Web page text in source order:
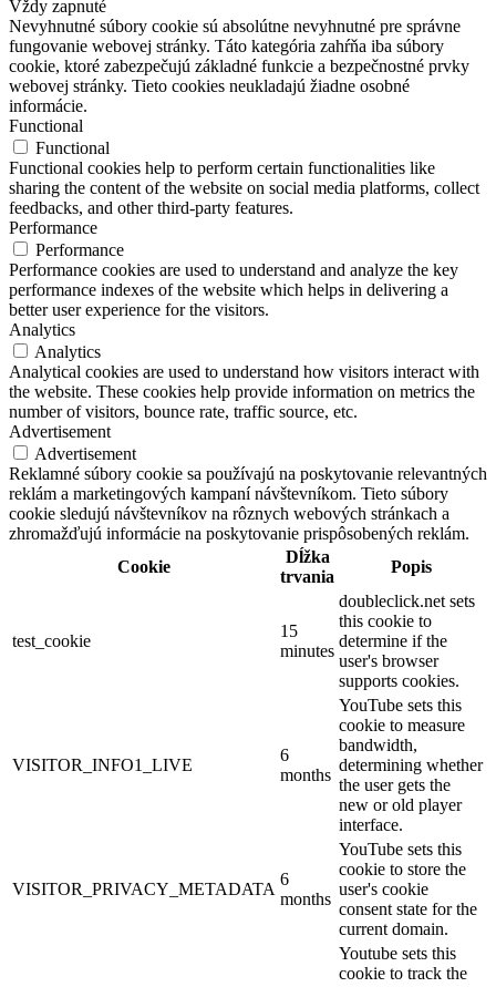
Vždy zapnuté
Nevyhnutné súbory cookie sú absolútne nevyhnutné pre správne
fungovanie webovej stránky. Táto kategória zahŕňa iba súbory
cookie, ktoré zabezpečujú základné funkcie a bezpečnostné prvky
webovej stránky. Tieto cookies neukladajú žiadne osobné
informácie.
Functional
Functional
Functional cookies help to perform certain functionalities like
sharing the content of the website on social media platforms, collect
feedbacks, and other third-party features.
Performance
Performance
Performance cookies are used to understand and analyze the key
performance indexes of the website which helps in delivering a
better user experience for the visitors.
Analytics
Analytics
Analytical cookies are used to understand how visitors interact with
the website. These cookies help provide information on metrics the
number of visitors, bounce rate, traffic source, etc.
Advertisement
Advertisement
Reklamné súbory cookie sa používajú na poskytovanie relevantných
reklám a marketingových kampaní návštevníkom. Tieto súbory
cookie sledujú návštevníkov na rôznych webových stránkach a
zhromažďujú informácie na poskytovanie prispôsobených reklám.
Cookie
Dĺžka
trvania
Popis
test_cookie
15
minutes
doubleclick.net sets
this cookie to
determine if the
user's browser
supports cookies.
VISITOR_INFO1_LIVE
6
months
YouTube sets this
cookie to measure
bandwidth,
determining whether
the user gets the
new or old player
interface.
VISITOR_PRIVACY_METADATA
6
months
YouTube sets this
cookie to store the
user's cookie
consent state for the
current domain.
Youtube sets this
cookie to track the